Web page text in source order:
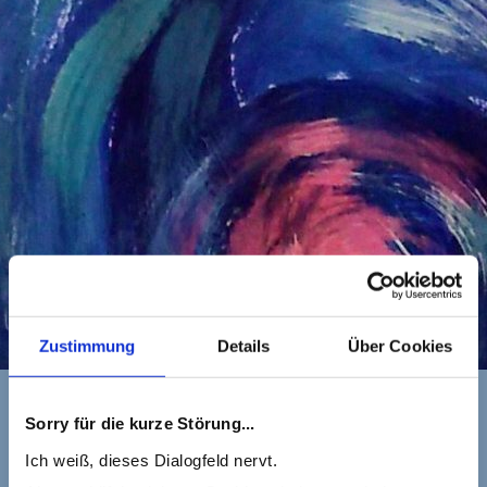
Zustimmung Details Über Cookies
Sorry für die kurze Störung...
Ich weiß, dieses Dialogfeld nervt.